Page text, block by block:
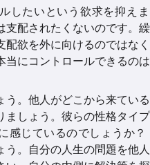
したいという欲求を抑え
支配されたくないのです。
配欲を外に向けるのではな
当にコントロールできるの
う。他人がどこから来てい
ましょう。彼らの性格タイ
感じているのでしょうか？
う。自分の人生の問題を他